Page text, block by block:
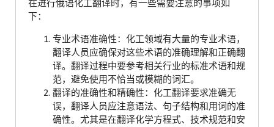
在进行俄语化工翻译时，有一些需要注意的事项如
下：
专业术语准确性：化工领域有大量的专业术语，
翻译人员应确保对这些术语的准确理解和正确翻
译。翻译过程中要参考相关行业的标准术语和规
范，避免使用不恰当或模糊的词汇。
翻译的准确性和精确性：化工翻译要求准确无
误，翻译人员应注意语法、句子结构和用词的准
确性。尤其是在翻译化学方程式、技术规范和安